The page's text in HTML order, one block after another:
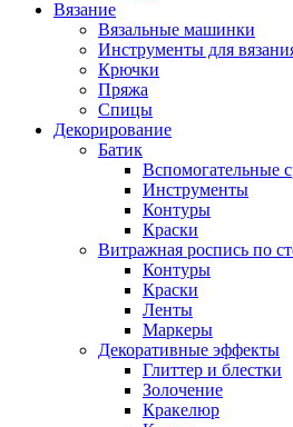
Вязание
Вязальные машинки
Инструменты для
Крючки
Пряжа
Спицы
Декорирование
Батик
Вспомогательные
Инструменты
Контуры
Краски
Витражная роспись по
Контуры
Краски
Ленты
Маркеры
Декоративные эффекты
Глиттер и блестки
Золочение
Кракелюр